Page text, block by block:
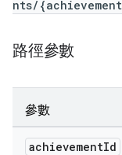
nts/
路徑參數
參數
achievementId